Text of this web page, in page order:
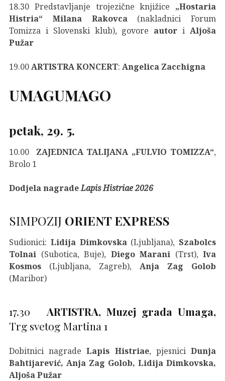
18.30 Predstavljanje trojezične knjižice „Hostaria
Histria“ Milana Rakovca (nakladnici Forum
Tomizza i Slovenski klub), govore autori Aljoša
Pužar
19.00 ARTISTRAKONCERT: Angelica Zacchigna
UMAGUMAGO
petak, 29. 5.
10.00 ZAJEDNICA TALIJANA „FULVIO TOMIZZA“,
Brolo 1
Dodjela nagradeLapis Histriae 2026
SIMPOZIJ ORIENT EXPRESS
Sudionici: Lidija Dimkovska (Ljubljana), Szabolcs
Tolnai (Subotica, Buje), Diego Marani (Trst), Iva
Kosmos (Ljubljana, Zagreb), Anja Zag Golob
(Maribor)
17.30 ARTISTRA, Muzej grada Umaga,
Trg svetog Martina 1
Dobitnici nagradeLapis Histriae, pjesniciDunja
Bahtijarević, Anja Zag Golob, Lidija Dimkovska,
Aljoša Pužar